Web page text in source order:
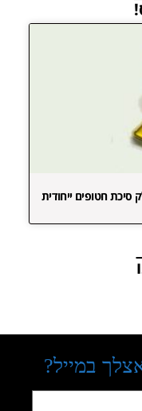
חטופים ייחודית